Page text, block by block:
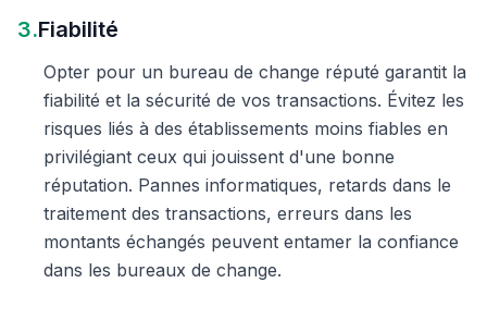
3.Fiabilité
Opter pour un bureau de change réputé garantit la
fiabilité et la sécurité de vos transactions. Évitez les
risques liés à des établissements moins fiables en
privilégiant ceux qui jouissent d'une bonne
réputation. Pannes informatiques, retards dans le
traitement des transactions, erreurs dans les
montants échangés peuvent entamer la confiance
dans les bureaux de change.